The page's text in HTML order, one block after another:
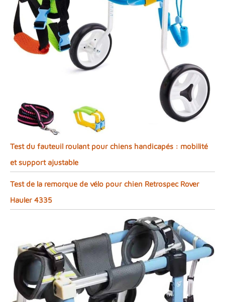
Test du fauteuil roulant pour chiens handicapés : mobilité
et support ajustable
Test de la remorque de vélo pour chien Retrospec Rover
Hauler 4335